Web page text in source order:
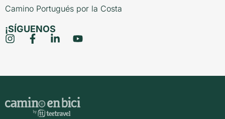
Camino Portugués por la Costa
¡SÍGUENOS